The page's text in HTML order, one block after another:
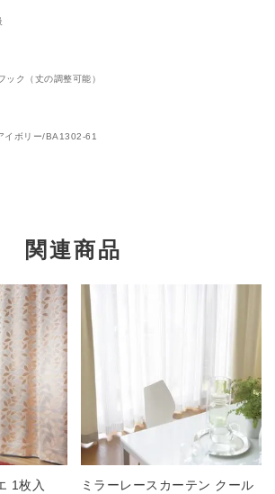
ック（丈の調整可能）
イボリー/BA1302-61
関連商品
1枚入
ミラーレースカーテン クール